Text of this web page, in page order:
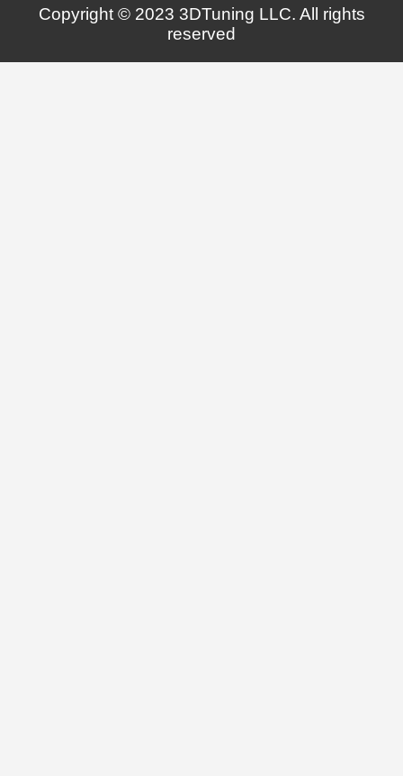
Copyright © 2023 3DTuning LLC. All rights
reserved